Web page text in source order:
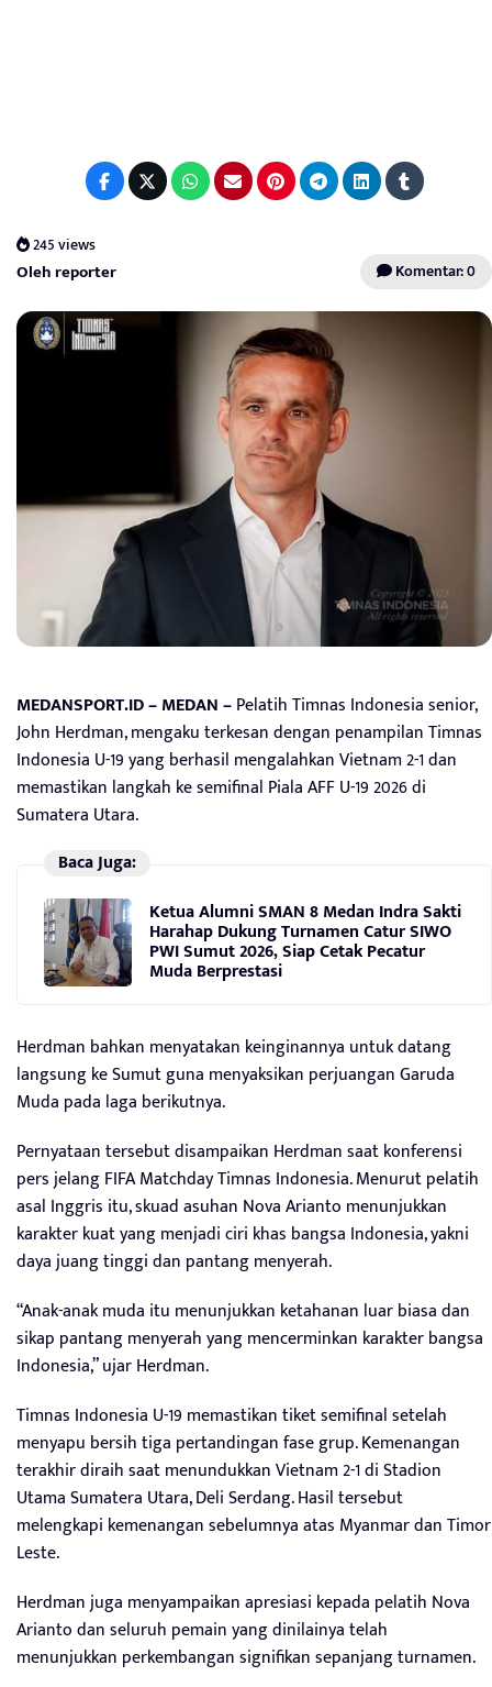
245 views
Oleh reporter Komentar: 0
MEDANSPORT.ID – MEDAN –Pelatih Timnas Indonesia senior,
John Herdman, mengaku terkesan dengan penampilan Timnas
Indonesia U-19 yang berhasil mengalahkan Vietnam 2-1 dan
memastikan langkah ke semifinal Piala AFF U-19 2026 di
Sumatera Utara.
Baca Juga:
Ketua Alumni SMAN 8 Medan Indra Sakti
Harahap Dukung Turnamen Catur SIWO
PWI Sumut 2026, Siap Cetak Pecatur
Muda Berprestasi
Herdman bahkan menyatakan keinginannya untuk datang
langsung ke Sumut guna menyaksikan perjuangan Garuda
Muda pada laga berikutnya.
Pernyataan tersebut disampaikan Herdman saat konferensi
pers jelang FIFA Matchday Timnas Indonesia. Menurut pelatih
asal Inggris itu, skuad asuhan Nova Arianto menunjukkan
karakter kuat yang menjadi ciri khas bangsa Indonesia, yakni
daya juang tinggi dan pantang menyerah.
“Anak-anak muda itu menunjukkan ketahanan luar biasa dan
sikap pantang menyerah yang mencerminkan karakter bangsa
Indonesia,” ujar Herdman.
Timnas Indonesia U-19 memastikan tiket semifinal setelah
menyapu bersih tiga pertandingan fase grup. Kemenangan
terakhir diraih saat menundukkan Vietnam 2-1 di Stadion
Utama Sumatera Utara, Deli Serdang. Hasil tersebut
melengkapi kemenangan sebelumnya atas Myanmar dan Timor
Leste.
Herdman juga menyampaikan apresiasi kepada pelatih Nova
Arianto dan seluruh pemain yang dinilainya telah
menunjukkan perkembangan signifikan sepanjang turnamen.